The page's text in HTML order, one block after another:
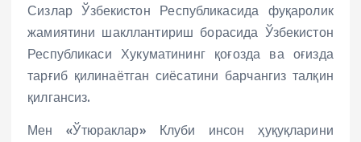
Сизлар Ўзбекистон Республикасида фуқаролик
жамиятини шакллантириш борасида Ўзбекистон
Республикаси Хукуматининг қоғозда ва оғизда
тарғиб қилинаётган сиёсатини барчангиз талқин
қилгансиз.
Мен «Ўтюраклар» Клуби инсон ҳуқуқларини